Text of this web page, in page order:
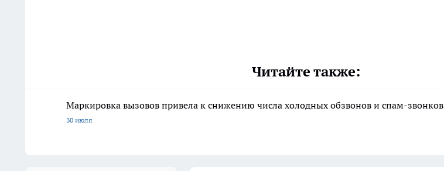
Читайте также:
Маркировка вызовов привела к снижению числа холодных обзвонов и спам-звонков
30 июля